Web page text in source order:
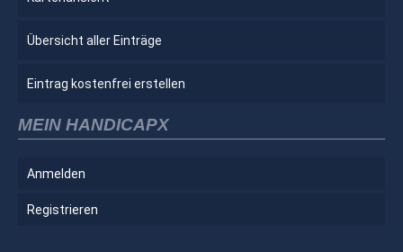
Übersicht aller Einträge
Eintrag kostenfrei erstellen
MEIN HANDICAPX
Anmelden
Registrieren